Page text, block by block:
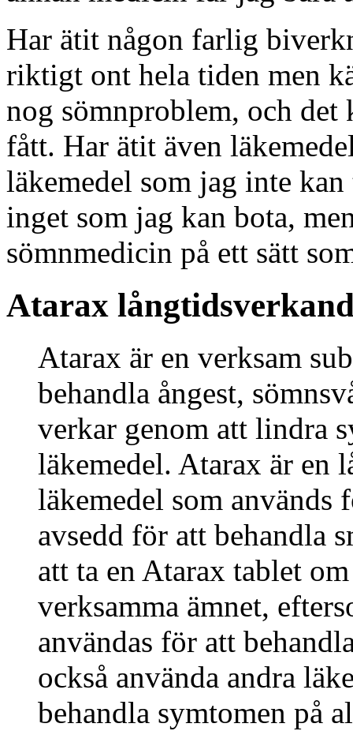
Har ätit någon farlig
riktigt ont hela tiden men
nog sömnproblem, och det
fått. Har ätit även
läkemedel som jag inte
inget som jag kan bota,
sömnmedicin på ett sätt
Atarax
Atarax är en verksam
behandla ångest,
verkar genom att lindra
läkemedel. Atarax är en
läkemedel som används
avsedd för att behandla
att ta en Atarax tablet
verksamma ämnet,
användas för att
också använda andra
behandla symtomen på